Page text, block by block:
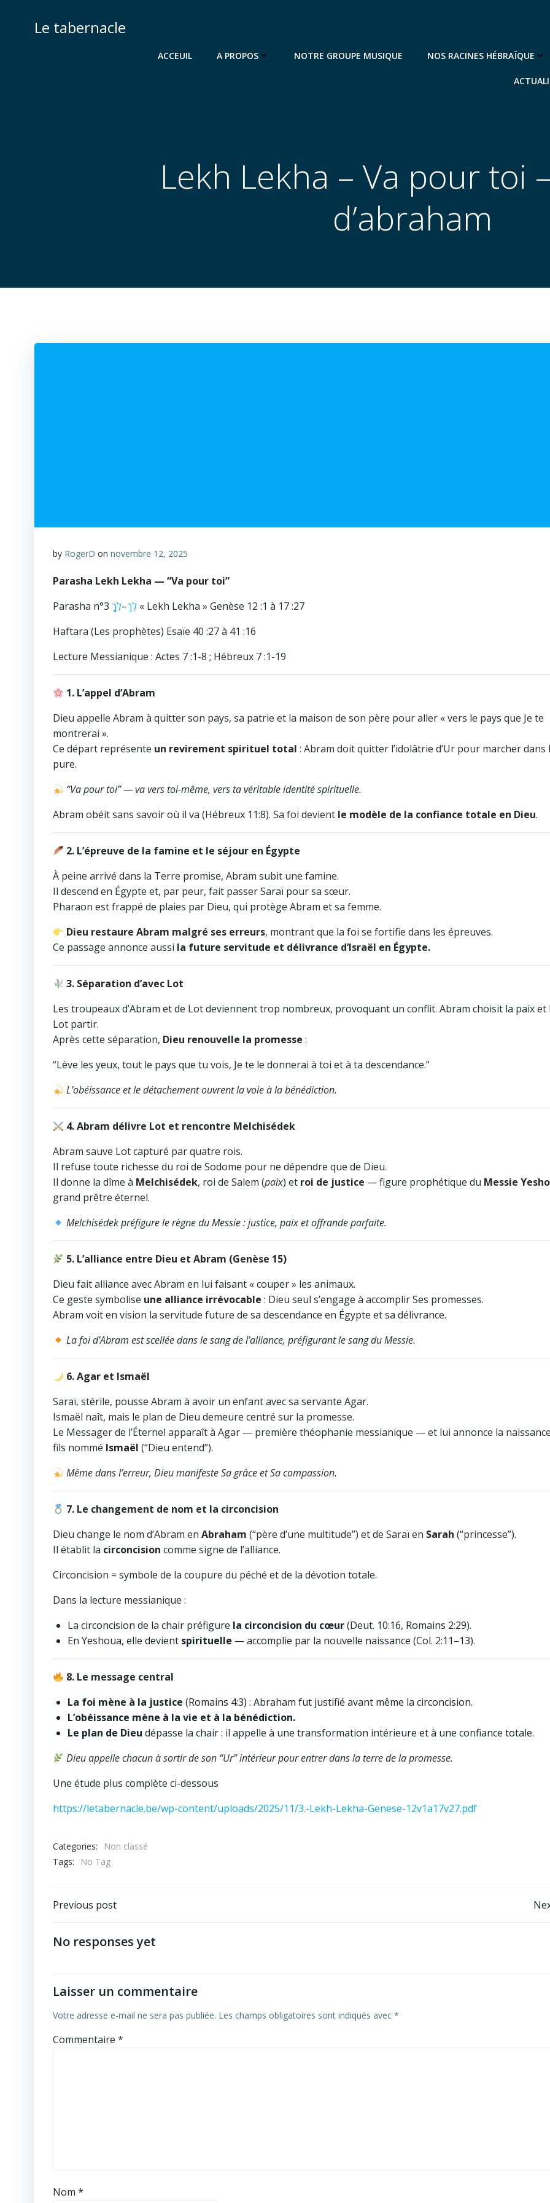
contenuLe tabernacle
ACCEUIL A PROPOS NOTRE GROUPE MUSIQUE NOS RACINES HÉBRAÏQUE
Lekh Lekha – Va pour toi
d’abraham
by RogerD on novembre 12, 2025
Parasha Lekh Lekha — “Va pour toi”
Parasha n°3
לֶךְ–לְךָ
« Lekh Lekha » Genèse 12 :1 à 17 :27
Haftara (Les prophètes) Esaïe 40 :27 à 41 :16
Lecture Messianique : Actes 7 :1-8 ; Hébreux 7 :1-19
1. L’appel d’Abram
Dieu appelle Abram à quitter son pays, sa patrie et la maison de son père pour aller « vers le pays que Je te
montrerai ».
Ce départ représente un revirement spirituel total : Abram doit quitter l’idolâtrie d’Ur pour marcher dans
pure.
“Va pour toi” — va vers toi-même, vers ta véritable identité spirituelle.
Abram obéit sans savoir où il va (Hébreux 11:8). Sa foi devient le modèle de la confiance totale en Dieu.
2. L’épreuve de la famine et le séjour en Égypte
À peine arrivé dans la Terre promise, Abram subit une famine.
Il descend en Égypte et, par peur, fait passer Saraï pour sa sœur.
Pharaon est frappé de plaies par Dieu, qui protège Abram et sa femme.
Dieu restaure Abram malgré ses erreurs, montrant que la foi se fortifie dans les épreuves.
Ce passage annonce aussi la future servitude et délivrance d’Israël en Égypte.
3. Séparation d’avec Lot
Les troupeaux d’Abram et de Lot deviennent trop nombreux, provoquant un conflit. Abram choisit la paix et
Lot partir.
Après cette séparation, Dieu renouvelle la promesse :
“Lève les yeux, tout le pays que tu vois, Je te le donnerai à toi et à ta descendance.”
L’obéissance et le détachement ouvrent la voie à la bénédiction.
4. Abram délivre Lot et rencontre Melchisédek
Abram sauve Lot capturé par quatre rois.
Il refuse toute richesse du roi de Sodome pour ne dépendre que de Dieu.
Il donne la dîme à Melchisédek, roi de Salem (paix) et roi de justice — figure prophétique du Messie
grand prêtre éternel.
Melchisédek préfigure le règne du Messie : justice, paix et offrande parfaite.
5. L’alliance entre Dieu et Abram (Genèse 15)
Dieu fait alliance avec Abram en lui faisant « couper » les animaux.
Ce geste symbolise une alliance irrévocable : Dieu seul s’engage à accomplir Ses promesses.
Abram voit en vision la servitude future de sa descendance en Égypte et sa délivrance.
La foi d’Abram est scellée dans le sang de l’alliance, préfigurant le sang du Messie.
6. Agar et Ismaël
Saraï, stérile, pousse Abram à avoir un enfant avec sa servante Agar.
Ismaël naît, mais le plan de Dieu demeure centré sur la promesse.
Le Messager de l’Éternel apparaît à Agar — première théophanie messianique — et lui annonce la
fils nommé Ismaël (“Dieu entend”).
Même dans l’erreur, Dieu manifeste Sa grâce et Sa compassion.
7. Le changement de nom et la circoncision
Dieu change le nom d’Abram en Abraham (“père d’une multitude”) et de Saraï en Sarah (“princesse”).
Il établit la circoncision comme signe de l’alliance.
Circoncision = symbole de la coupure du péché et de la dévotion totale.
Dans la lecture messianique :
La circoncision de la chair préfigure la circoncision du cœur(Deut. 10:16, Romains 2:29).
En Yeshoua, elle devient spirituelle — accomplie par la nouvelle naissance (Col. 2:11–13).
8. Le message central
La foi mène à la justice (Romains 4:3) : Abraham fut justifié avant même la circoncision.
L’obéissance mène à la vie et à la bénédiction.
Le plan de Dieu dépasse la chair : il appelle à une transformation intérieure et à une confiance totale.
Dieu appelle chacun à sortir de son “Ur” intérieur pour entrer dans la terre de la promesse.
Une étude plus complète ci-dessous
https://letabernacle.be/wp-content/uploads/2025/11/3.-Lekh-Lekha-Genese-12v1a17v27.pdf
Categories:
Non classé
Tags:
No Tag
Post
navigation
Previous post
No responses yet
Laisser un commentaire
Votre adresse e-mail ne sera pas publiée. Les champs obligatoires sont indiqués avec *
Commentaire *
Nom *